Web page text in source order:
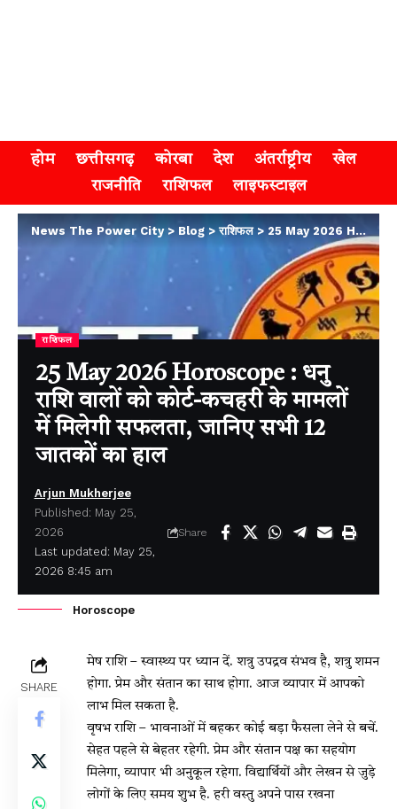
होम छत्तीसगढ़ कोरबा देश अंतर्राष्ट्रीय
खेल
राजनीति
राशिफल लाइफस्टाइल
News The Power City> Blog >राशिफल>25 May 2026 Horoscope : धनु राशि वालों को कोर्ट-कचहरी के मामलों में मिलेगी सफलता, जानिए सभी 12 जातकों का हाल
राशिफल
25 May 2026 Horoscope : धनु
राशि वालों को कोर्ट-कचहरी के मामलों
में मिलेगी सफलता, जानिए सभी 12
जातकों का हाल
Last updated: May 25,
2026 8:45 am
Arjun Mukherjee
Published: May 25,
2026
Share
Horoscope
SHARE
मेष राशि – स्वास्थ्य पर ध्यान दें. शत्रु उपद्रव संभव है, शत्रु शमन
होगा. प्रेम और संतान का साथ होगा. आज व्यापार में आपको
लाभ मिल सकता है.
वृषभ राशि – भावनाओं में बहकर कोई बड़ा फैसला लेने से बचें.
सेहत पहले से बेहतर रहेगी. प्रेम और संतान पक्ष का सहयोग
मिलेगा, व्यापार भी अनुकूल रहेगा. विद्यार्थियों और लेखन से जुड़े
लोगों के लिए समय शुभ है. हरी वस्तु अपने पास रखना